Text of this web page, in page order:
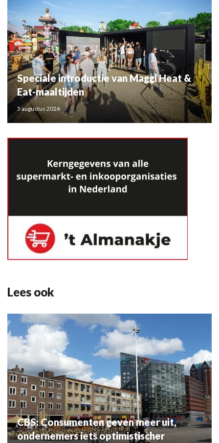
Speciale introductie van Maggi Heat &
Eat-maaltijden
5 augustus 2026
Lees ook
CBS: Consumenten geven meer uit,
ondernemers iets optimistischer